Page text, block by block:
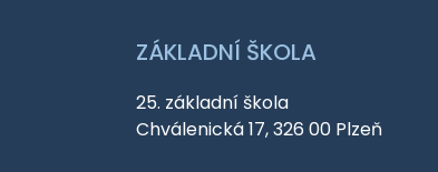
ZÁKLADNÍ ŠKOLA
25. základní škola
Chválenická 17, 326 00 Plzeň